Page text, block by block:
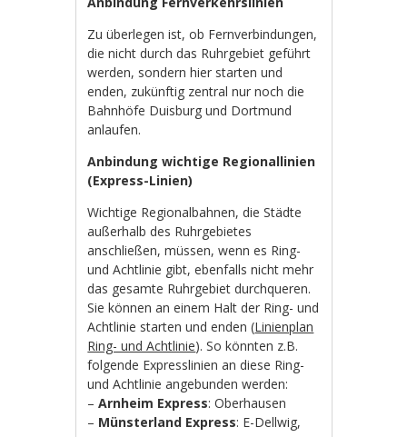
Zu überlegen ist, ob Fernverbindungen,
die nicht durch das Ruhrgebiet geführt
werden, sondern hier starten und
enden, zukünftig zentral nur noch die
Bahnhöfe Duisburg und Dortmund
anlaufen.
Anbindung wichtige Regionallinien
(Express-Linien)
Wichtige Regionalbahnen, die Städte
außerhalb des Ruhrgebietes
anschließen, müssen, wenn es Ring-
und Achtlinie gibt, ebenfalls nicht mehr
das gesamte Ruhrgebiet durchqueren.
Sie können an einem Halt der Ring- und
Achtlinie starten und enden (Linienplan
Ring- und Achtlinie). So könnten z.B.
folgende Expresslinien an diese Ring-
und Achtlinie angebunden werden:
–Arnheim Express: Oberhausen
– Münsterland Express: E-Dellwig,